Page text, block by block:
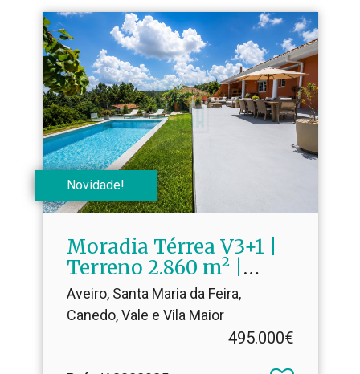
Novidade!
Moradia Térrea V3+1 |
Terreno 2.​860 m² |
Canedo – Santa Maria
da Feira
Aveiro, Santa Maria da Feira,
Canedo, Vale e Vila Maior
495.000€